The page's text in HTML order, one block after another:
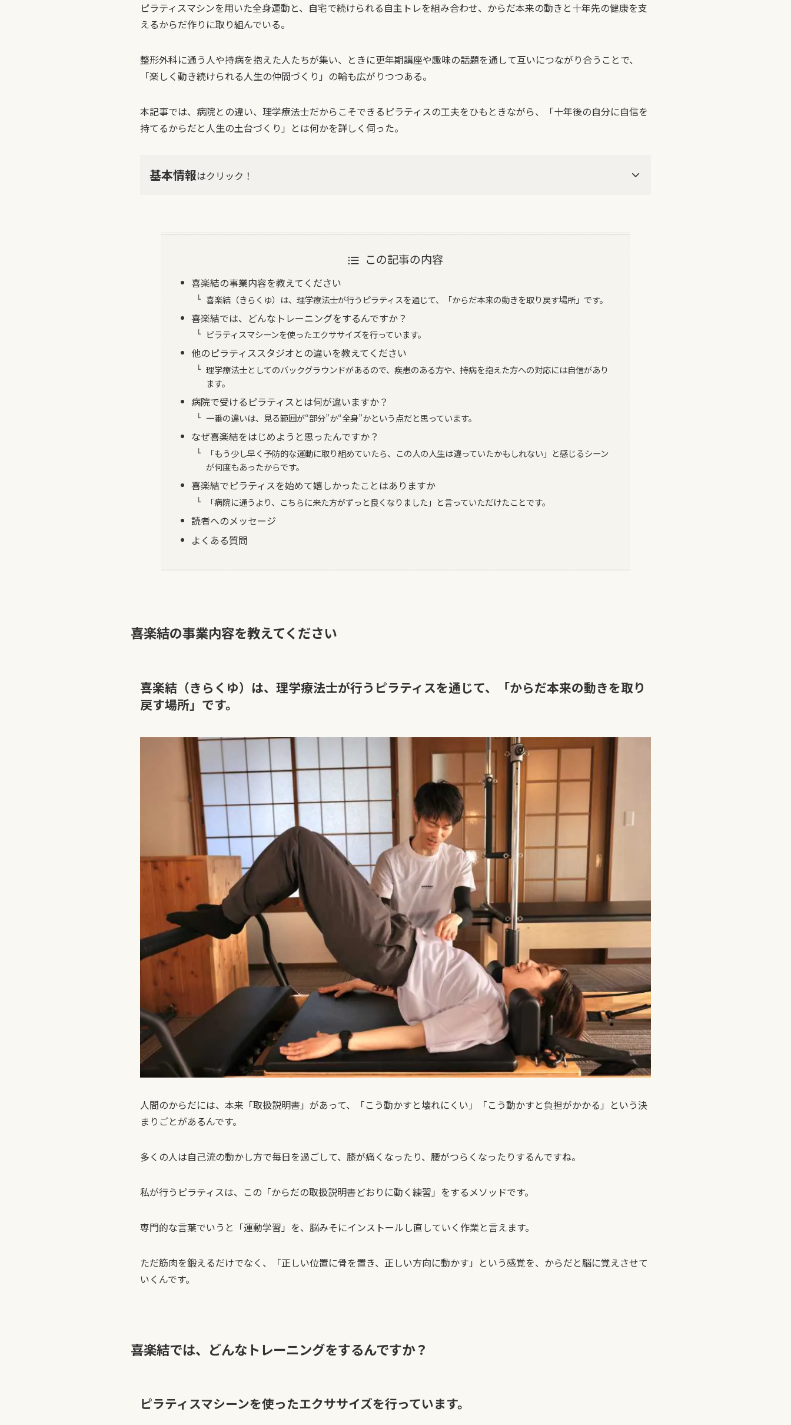
ピラティスマシンを用いた全身運動と、自宅で続けられる自主トレを組み合わせ、からだ本来の動きと十年先の健康を支
えるからだ作りに取り組んでいる。
整形外科に通う人や持病を抱えた人たちが集い、ときに更年期講座や趣味の話題を通して互いにつながり合うことで、
「楽しく動き続けられる人生の仲間づくり」の輪も広がりつつある。
本記事では、病院との違い、理学療法士だからこそできるピラティスの工夫をひもときながら、「十年後の自分に自信を
持てるからだと人生の土台づくり」とは何かを詳しく伺った。
基本情報はクリック！
この記事の内容
喜楽結の事業内容を教えてください
喜楽結（きらくゆ）は、理学療法士が行うピラティスを通じて、「からだ本来の動きを取り戻す場所」です。
喜楽結では、どんなトレーニングをするんですか？
ピラティスマシーンを使ったエクササイズを行っています。
他のピラティススタジオとの違いを教えてください
理学療法士としてのバックグラウンドがあるので、疾患のある方や、持病を抱えた方への対応には自信があり
ます。
病院で受けるピラティスとは何が違いますか？
一番の違いは、見る範囲が“部分”か“全身”かという点だと思っています。
なぜ喜楽結をはじめようと思ったんですか？
「もう少し早く予防的な運動に取り組めていたら、この人の人生は違っていたかもしれない」と感じるシーン
が何度もあったからです。
喜楽結でピラティスを始めて嬉しかったことはありますか
「病院に通うより、こちらに来た方がずっと良くなりました」と言っていただけたことです。
読者へのメッセージ
よくある質問
喜楽結の事業内容を教えてください
喜楽結（きらくゆ）は、理学療法士が行うピラティスを通じて、「からだ本来の動きを取り
戻す場所」です。
人間のからだには、本来「取扱説明書」があって、「こう動かすと壊れにくい」「こう動かすと負担がかかる」という決
まりごとがあるんです。
多くの人は自己流の動かし方で毎日を過ごして、膝が痛くなったり、腰がつらくなったりするんですね。
私が行うピラティスは、この「からだの取扱説明書どおりに動く練習」をするメソッドです。
専門的な言葉でいうと「運動学習」を、脳みそにインストールし直していく作業と言えます。
ただ筋肉を鍛えるだけでなく、「正しい位置に骨を置き、正しい方向に動かす」という感覚を、からだと脳に覚えさせて
いくんです。
喜楽結では、どんなトレーニングをするんですか？
ピラティスマシーンを使ったエクササイズを行っています。